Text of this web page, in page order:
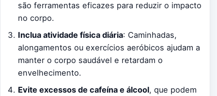
são ferramentas eficazes para reduzir o impacto
no corpo.
Inclua atividade física diária: Caminhadas,
alongamentos ou exercícios aeróbicos ajudam a
manter o corpo saudável e retardam o
envelhecimento.
Evite excessos de cafeína e álcool, que podem